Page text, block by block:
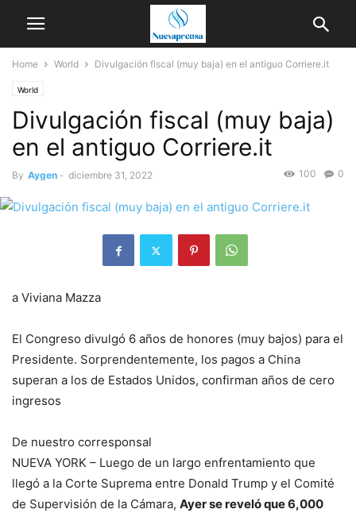
Home World Divulgación fiscal (muy baja) en el antiguo Corriere.it
World
Divulgación fiscal (muy baja)
en el antiguo Corriere.it
By Aygen - diciembre 31, 2022 0
100
a Viviana Mazza
El Congreso divulgó 6 años de honores (muy bajos) para el
Presidente. Sorprendentemente, los pagos a China
superan a los de Estados Unidos, confirman años de cero
ingresos
De nuestro corresponsal
NUEVA YORK – Luego de un largo enfrentamiento que
llegó a la Corte Suprema entre Donald Trump y el Comité
de Supervisión de la Cámara, Ayer se reveló que 6,000